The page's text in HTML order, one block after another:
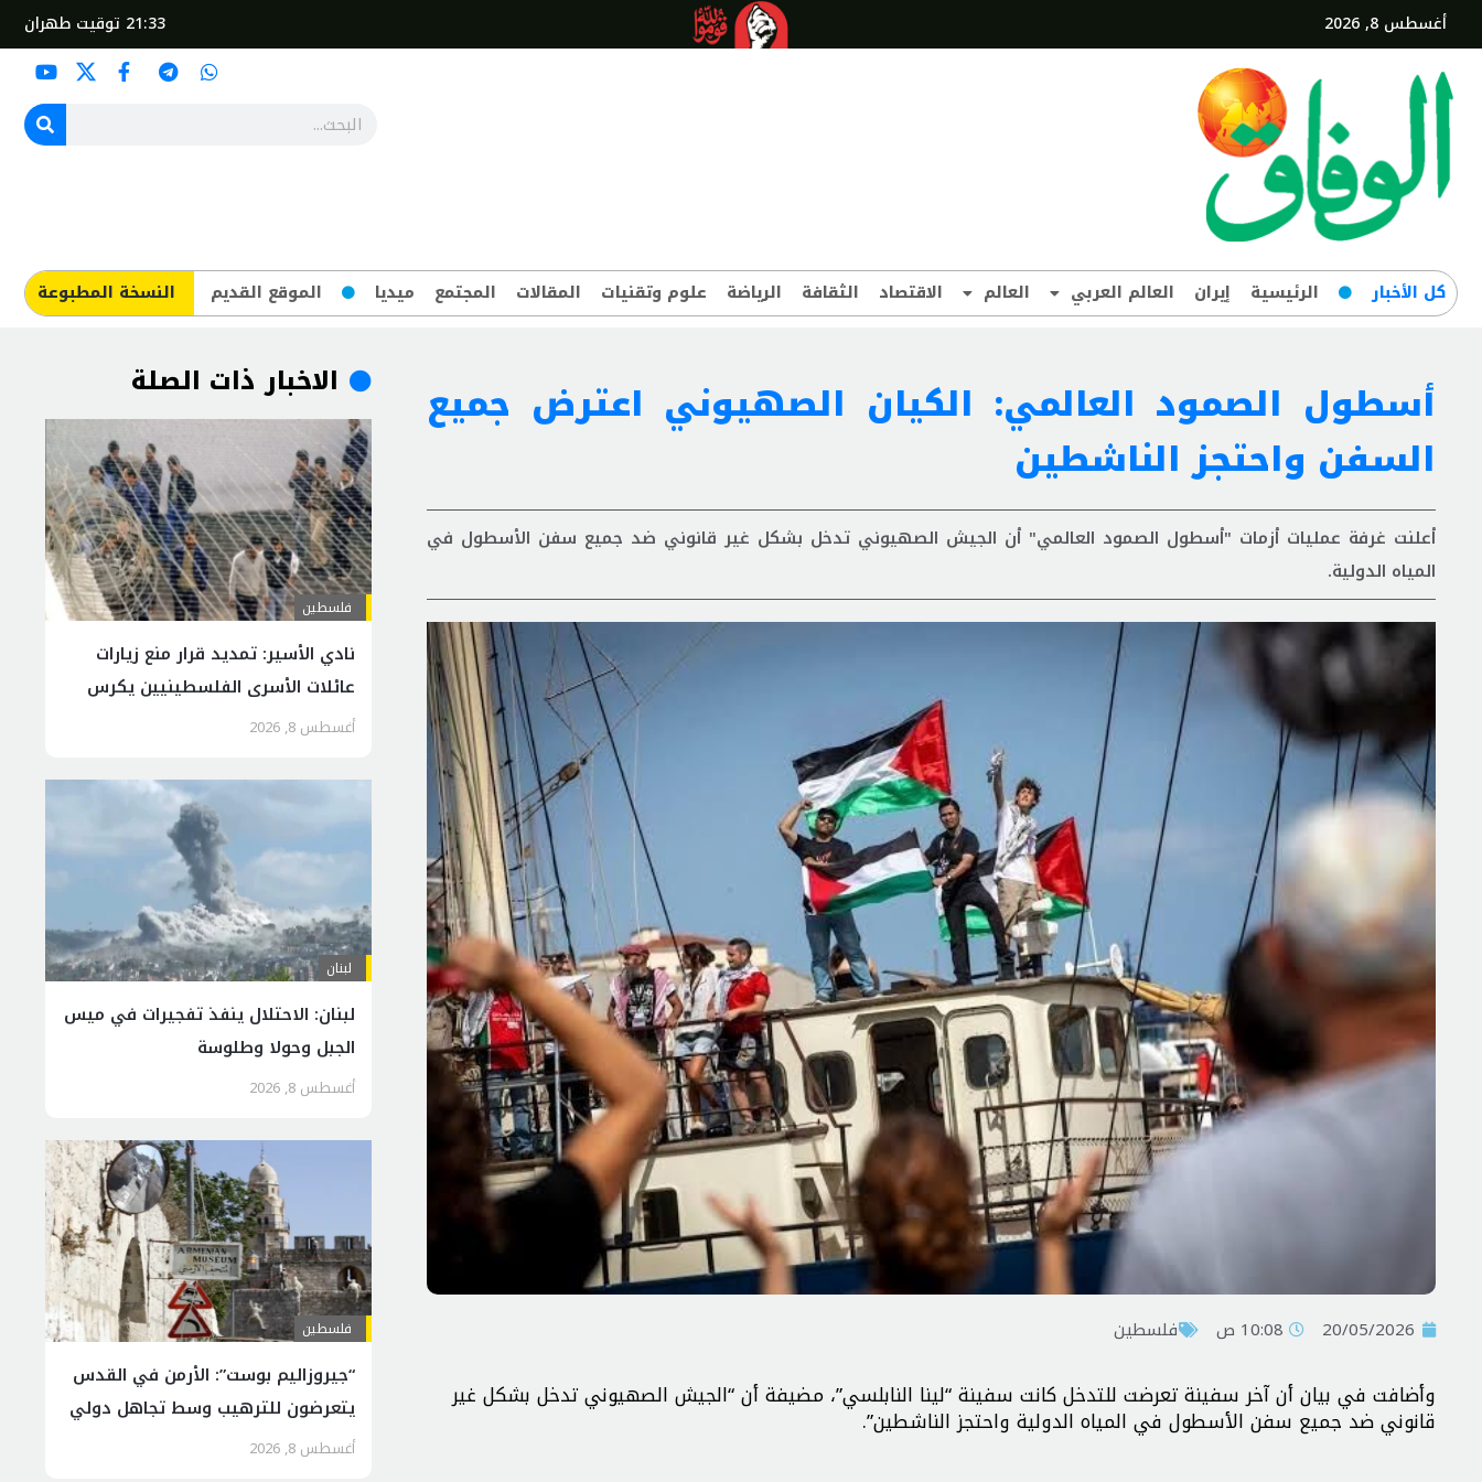
أغسطس 8, 2026 21:33 توقيت طهران
کل‌ الأخبار الرئيسية إيران العالم العربي العالم الاقتصاد الثقافة الرياضة علوم وتقنيات المقالات المجتمع ميديا الموقع القديم ​النسخة المطبوعة
أسطول الصمود العالمي: الكيان الصهيوني اعترض جميع
السفن واحتجز الناشطين
أعلنت غرفة عمليات أزمات "أسطول الصمود العالمي" أن الجيش الصهيوني تدخل بشكل غير قانوني ضد جميع سفن الأسطول في
المياه الدولية.
20/05/2026 10:08 ص فلسطين
وأضافت في بيان أن آخر سفينة تعرضت للتدخل كانت سفينة “لينا النابلسي”، مضيفة أن “الجيش الصهيوني تدخل بشكل غير
قانوني ضد جميع سفن الأسطول في المياه الدولية واحتجز الناشطين”.
الاخبار ذات الصلة
فلسطين
نادي الأسير: تمديد قرار منع زيارات
عائلات الأسرى الفلسطينيين يكرس
عزلهم عن الخارج
أغسطس 8, 2026
لبنان
لبنان: الاحتلال ينفذ تفجيرات في ميس
الجبل وحولا وطلوسة
أغسطس 8, 2026
فلسطين
“جيروزاليم بوست”: الأرمن في القدس
يتعرضون للترهيب وسط تجاهل دولي
واسرائيلي
أغسطس 8, 2026